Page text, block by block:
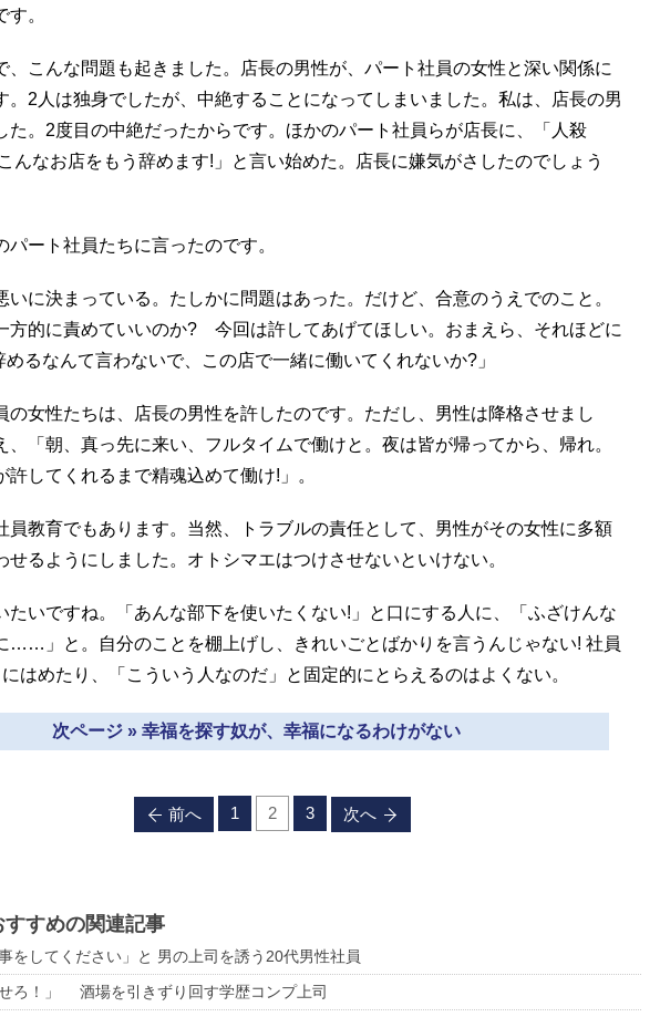
。
こんな問題も起きました。店長の男性が、パート社員の女性と深い関係に
。2人は独身でしたが、中絶することになってしまいました。私は、店長の男
た。2度目の中絶だったからです。ほかのパート社員らが店長に、「人殺
んなお店をもう辞めます!」と言い始めた。店長に嫌気がさしたのでしょう
ート社員たちに言ったのです。
に決まっている。たしかに問題はあった。だけど、合意のうえでのこと。
方的に責めていいのか? 今回は許してあげてほしい。おまえら、それほどに
るなんて言わないで、この店で一緒に働いてくれないか?」
女性たちは、店長の男性を許したのです。ただし、男性は降格させまし
、「朝、真っ先に来い、フルタイムで働けと。夜は皆が帰ってから、帰れ。
許してくれるまで精魂込めて働け!」。
教育でもあります。当然、トラブルの責任として、男性がその女性に多額
せるようにしました。オトシマエはつけさせないといけない。
いですね。「あんな部下を使いたくない!」と口にする人に、「ふざけんな
……」と。自分のことを棚上げし、きれいごとばかりを言うんじゃない! 社員
はめたり、「こういう人なのだ」と固定的にとらえるのはよくない。
次ページ » 幸福を探す奴が、幸福になるわけがない
前へ 1 2 3 次へ
すすめの関連記事
事をしてください」と 男の上司を誘う20代男性社員
せろ！」 酒場を引きずり回す学歴コンプ上司